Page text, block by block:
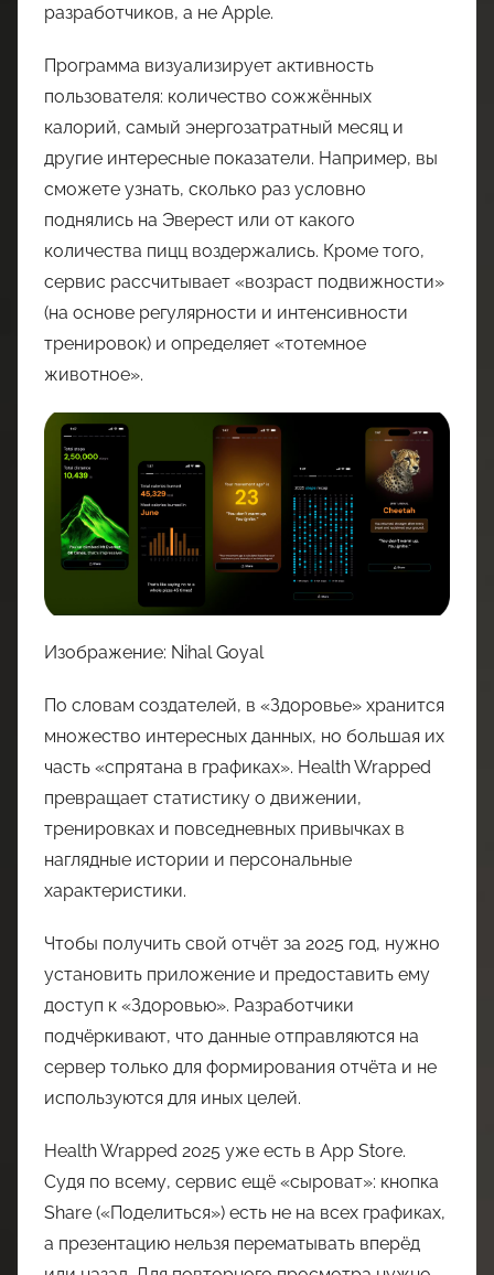
разработчиков, а не Apple.
Программа визуализирует активность
пользователя: количество сожжённых
калорий, самый энергозатратный месяц и
другие интересные показатели. Например, вы
сможете узнать, сколько раз условно
поднялись на Эверест или от какого
количества пицц воздержались. Кроме того,
сервис рассчитывает «возраст подвижности»
(на основе регулярности и интенсивности
тренировок) и определяет «тотемное
животное».
Изображение: Nihal Goyal
По словам создателей, в «Здоровье» хранится
множество интересных данных, но большая их
часть «спрятана в графиках». Health Wrapped
превращает статистику о движении,
тренировках и повседневных привычках в
наглядные истории и персональные
характеристики.
Чтобы получить свой отчёт за 2025 год, нужно
установить приложение и предоставить ему
доступ к «Здоровью». Разработчики
подчёркивают, что данные отправляются на
сервер только для формирования отчёта и не
используются для иных целей.
Health Wrapped 2025 уже есть в App Store.
Судя по всему, сервис ещё «сыроват»: кнопка
Share («Поделиться») есть не на всех графиках,
а презентацию нельзя перематывать вперёд